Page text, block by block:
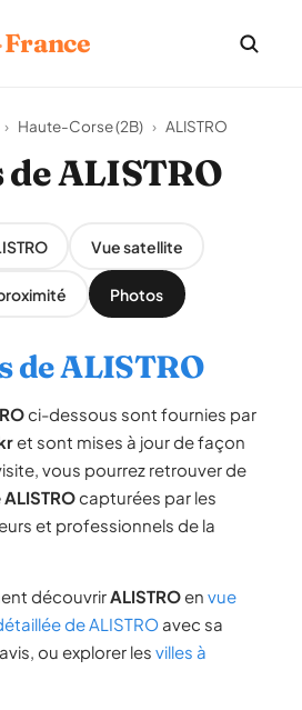
France
› Haute-Corse (2B) › ALISTRO
de ALISTRO
Vue satellite
Photos
de ALISTRO
ci-dessous sont fournies par
et sont mises à jour de façon
vous pourrez retrouver de
capturées par les
et professionnels de la
découvrirALISTROen vue
de ALISTRO avec sa
ou explorer les villes à